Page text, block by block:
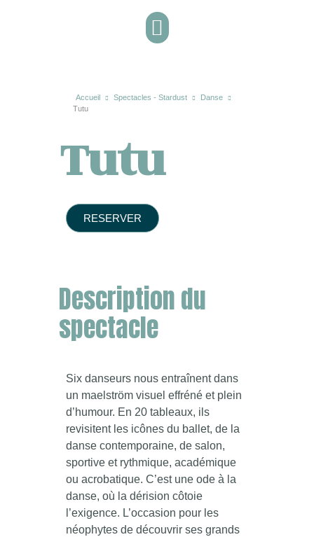
Accueil Spectacles - Stardust
Danse
Tutu
Tutu
RESERVER
Description du
spectacle
Six danseurs nous entraînent dans
un maelström visuel effréné et plein
d’humour. En 20 tableaux, ils
revisitent les icônes du ballet, de la
danse contemporaine, de salon,
sportive et rythmique, académique
ou acrobatique. C’est une ode à la
danse, où la dérision côtoie
l’exigence. L’occasion pour les
néophytes de découvrir ses grands